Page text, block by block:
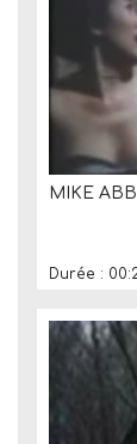
MIKE
Durée :